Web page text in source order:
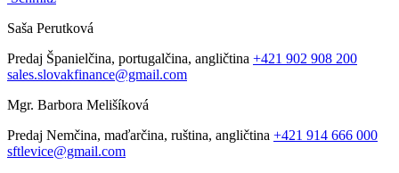
Saša Perutková
Predaj Španielčina, portugalčina, angličtina +421 902 908 200
sales.slovakfinance@gmail.com
Mgr. Barbora Melišíková
Predaj Nemčina, maďarčina, ruština, angličtina +421 914 666 000
sftlevice@gmail.com